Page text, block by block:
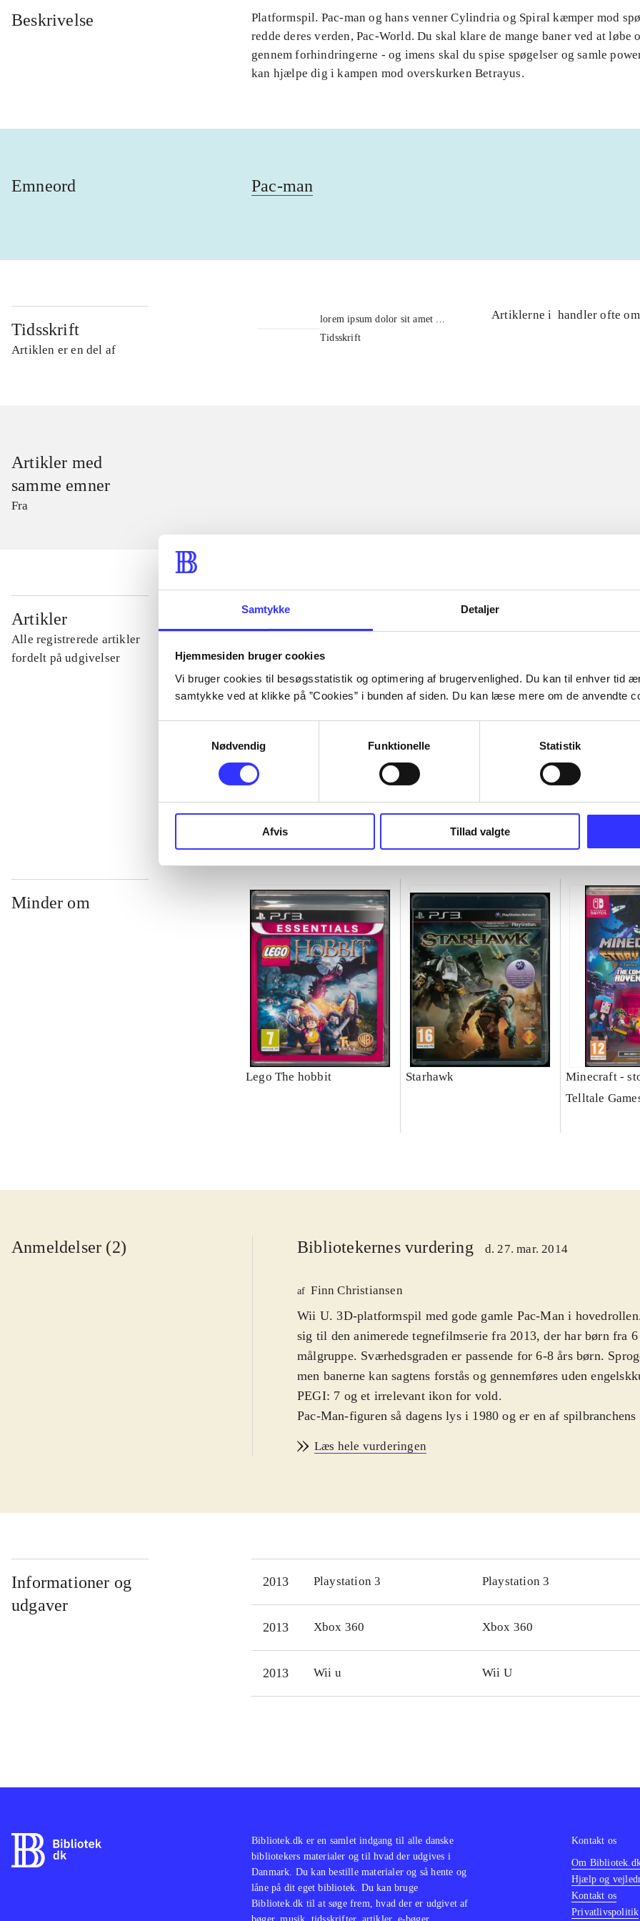
Samtykke Detaljer
Hjemmesiden bruger cookies
Vi bruger cookies til besøgsstatistik og optimering af brugervenlighed. Du kan til enhver tid
samtykke ved at klikke på ”Cookies” i bunden af siden. Du kan læse mere om de anvendte
Nødvendig
Funktionelle Statistik
Afvis Tillad valgte
Beskrivelse
Platformspil. Pac-man og hans venner Cylindria og Spiral kæmper mod
redde deres verden, Pac-World. Du skal klare de mange baner ved at løbe
gennem forhindringerne - og imens skal du spise spøgelser og samle
kan hjælpe dig i kampen mod overskurken Betrayus.
Emneord Pac-man
Tidsskrift
Artiklen er en del af
lorem ipsum dolor sit amet ...
Tidsskrift
Artiklerne i handler ofte om
Artikler med
samme emner
Fra
Artikler
Alle registrerede artikler
fordelt på udgivelser
...
...
...
...
Minder om
Lego The hobbit Starhawk
Minecraft -
Telltale
Anmeldelser (2) Bibliotekernes vurdering d. 27. mar. 2014
af Finn Christiansen
Wii U. 3D-platformspil med gode gamle Pac-Man i
sig til den animerede tegnefilmserie fra 2013, der har børn fra 6
målgruppe. Sværhedsgraden er passende for 6-8 års børn.
men banerne kan sagtens forstås og gennemføres uden
PEGI: 7 og et irrelevant ikon for vold.
Pac-Man-figuren så dagens lys i 1980 og er en af
kendt af stort set alle aldre - og Pac-Man findes sågar på
Seriens anden sæson er netop startet i USA, hvilket antyder
lever. Pac-World trues af invaderende spøgelser, og så er det
Pac-Man, at redde Pac-World. Banerne er opdelt i temaer, fx
fans vil nok blive lidt skuffede
SpongeBob SquarePants - Plankton's Robotic Revenge er et
Læs hele vurderingen
Informationer og
udgaver
2013 Playstation 3 Playstation 3
2013 Xbox 360 Xbox 360
2013 Wii u Wii U
Bibliotek.dk er en samlet indgang til alle danske
bibliotekers materialer og til hvad der udgives i
Danmark. Du kan bestille materialer og så hente og
låne på dit eget bibliotek. Du kan bruge
Bibliotek.dk til at søge frem, hvad der er udgivet af
Kontakt os
Om
Hjælp og
Kontakt os
Privatlivspolitik